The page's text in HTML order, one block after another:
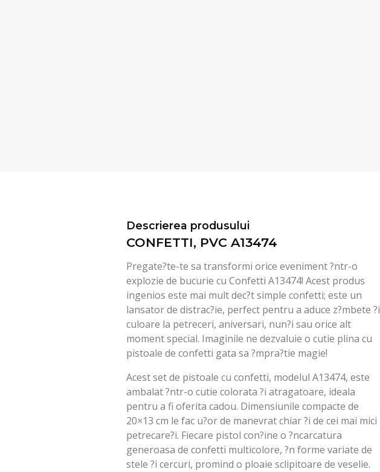
Descrierea produsului
CONFETTI, PVC A13474
Pregate?te-te sa transformi orice eveniment ?ntr-o
explozie de bucurie cu Confetti A13474! Acest produs
ingenios este mai mult dec?t simple confetti; este un
lansator de distrac?ie, perfect pentru a aduce z?mbete ?i
culoare la petreceri, aniversari, nun?i sau orice alt
moment special. Imaginile ne dezvaluie o cutie plina cu
pistoale de confetti gata sa ?mpra?tie magie!
Acest set de pistoale cu confetti, modelul A13474, este
ambalat ?ntr-o cutie colorata ?i atragatoare, ideala
pentru a fi oferita cadou. Dimensiunile compacte de
20×13 cm le fac u?or de manevrat chiar ?i de cei mai mici
petrecare?i. Fiecare pistol con?ine o ?ncarcatura
generoasa de confetti multicolore, ?n forme variate de
stele ?i cercuri, promind o ploaie sclipitoare de veselie.